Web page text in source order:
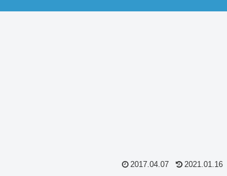
2017.04.07 2021.01.16